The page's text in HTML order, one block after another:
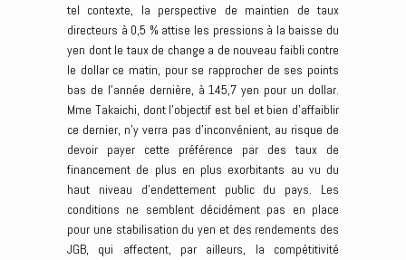
tel contexte, la perspective de maintien de taux
directeurs à 0,5 % attise les pressions à la baisse du
yen dont le taux de change a de nouveau faibli contre
le dollar ce matin, pour se rapprocher de ses points
bas de l’année dernière, à 145,7 yen pour un dollar.
Mme Takaichi, dont l’objectif est bel et bien d’affaiblir
ce dernier, n’y verra pas d’inconvénient, au risque de
devoir payer cette préférence par des taux de
financement de plus en plus exorbitants au vu du
haut niveau d’endettement public du pays. Les
conditions ne semblent décidément pas en place
pour une stabilisation du yen et des rendements des
JGB, qui affectent, par ailleurs, la compétitivité